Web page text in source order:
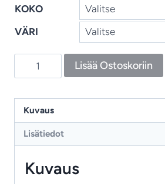
KOKO
VÄRI
Stem
käsintuftattu
villamatto
moderniin
määrä
Lisää Ostoskoriin
Kuvaus
Lisätiedot
Kuvaus